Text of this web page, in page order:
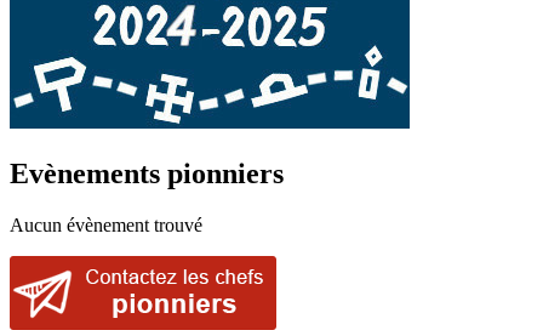
Evènements pionniers
Aucun évènement trouvé